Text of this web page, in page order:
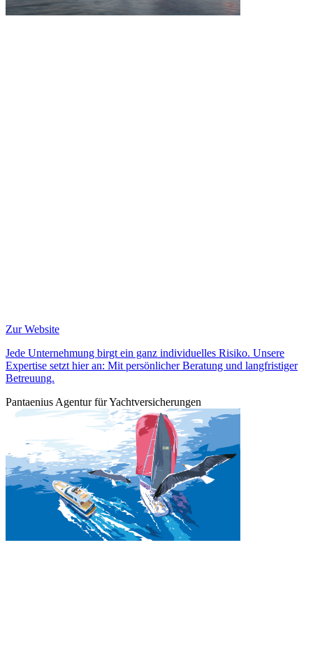
Zur Website
Jede Unternehmung birgt ein ganz individuelles Risiko. Unsere
Expertise setzt hier an: Mit persönlicher Beratung und langfristiger
Betreuung.
Pantaenius Agentur für Yachtversicherungen